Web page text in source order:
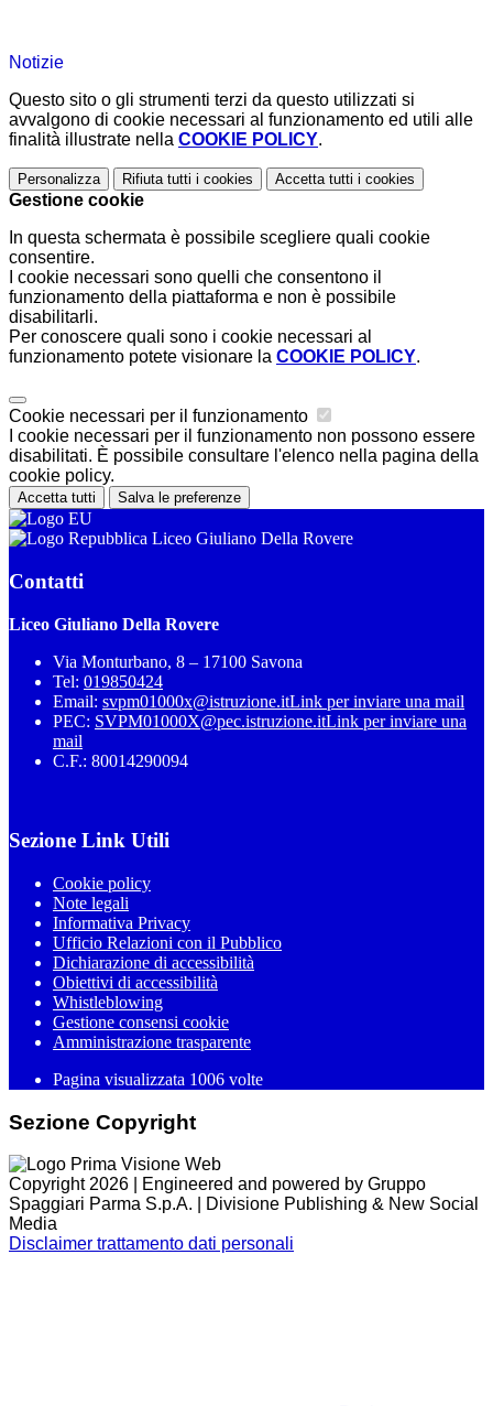
Notizie
Questo sito o gli strumenti terzi da questo utilizzati si
avvalgono di cookie necessari al funzionamento ed utili alle
finalità illustrate nella COOKIE POLICY.
Personalizza Rifiuta tutti i cookies Accetta tutti i cookies
Gestione cookie
In questa schermata è possibile scegliere quali cookie
consentire.
I cookie necessari sono quelli che consentono il
funzionamento della piattaforma e non è possibile
disabilitarli.
Per conoscere quali sono i cookie necessari al
funzionamento potete visionare la COOKIE POLICY.
Cookie necessari per il funzionamento
I cookie necessari per il funzionamento non possono essere
disabilitati. È possibile consultare l'elenco nella pagina della
cookie policy.
Accetta tutti Salva le preferenze
Liceo Giuliano Della Rovere
Contatti
Liceo Giuliano Della Rovere
Via Monturbano, 8 – 17100 Savona
Tel: 019850424
Email: svpm01000x@istruzione.itLink per inviare una mail
PEC: SVPM01000X@pec.istruzione.itLink per inviare una
mail
C.F.: 80014290094
Sezione Link Utili
Cookie policy
Note legali
Informativa Privacy
Ufficio Relazioni con il Pubblico
Dichiarazione di accessibilità
Obiettivi di accessibilità
Whistleblowing
Gestione consensi cookie
Amministrazione trasparente
Pagina visualizzata 1006 volte
Sezione Copyright
Copyright 2026 | Engineered and powered by Gruppo
Spaggiari Parma S.p.A. | Divisione Publishing & New Social
Media
Disclaimer trattamento dati personali